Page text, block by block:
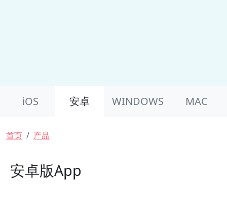
iOS 安卓 WINDOWS MAC
面包屑
首页 产品
安卓版App